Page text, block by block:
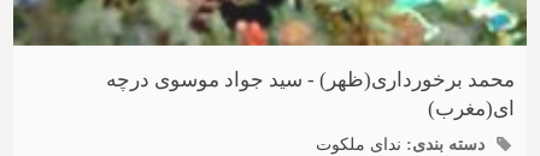
محمد برخورداری(ظهر) - سید جواد موسوی درچه
ای(مغرب)
دسته بندی: ندای ملکوت